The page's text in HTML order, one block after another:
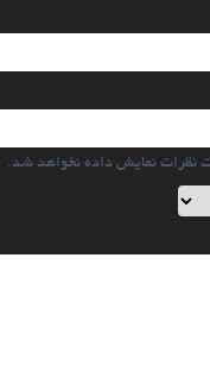
نظرات نمایش داده نخواهد شد.